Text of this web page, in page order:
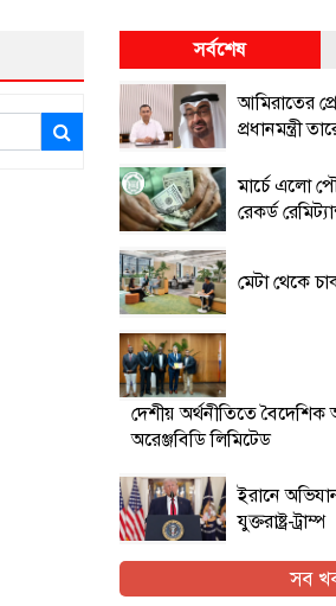
সর্বশেষ
আমিরাতের
প্রধানমন্ত্রী
মার্চে এলো
রেকর্ড
মেটা থেকে
দেশীয় অর্থনীতিতে বৈদেশিক
অরেঞ্জবিডি লিমিটেড
ইরানে
যুক্তরাষ্ট্র-ট্রাম্প
অত্যন্ত
মাউস নিয়ে
সব